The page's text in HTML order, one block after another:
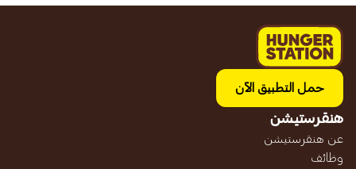
حمل التطبيق الآن
هنقرستيشن
عن هنقرستيشن
وظائف